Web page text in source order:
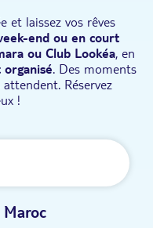
et laissez vos rêves
end ou en court
ou Club Lookéa, en
. Des moments
Réservez
!